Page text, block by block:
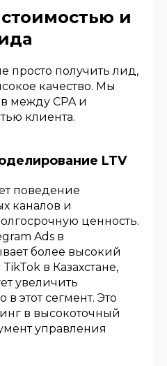
и
просто получить лид,
качество. Мы
между CPA и
клиента.
LTV
поведение
каналов и
ценность.
Ads в
более высокий
в Казахстане,
увеличить
этот сегмент. Это
в высокоточный
управления